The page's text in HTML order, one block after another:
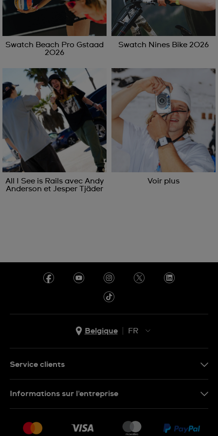
Swatch Beach Pro Gstaad
2026
Swatch Nines Bike 2026
All I See is Rails avec Andy
Anderson et Jesper Tjäder
Voir plus
Belgique
FR
Service clients
Informations sur l'entreprise
Jobs